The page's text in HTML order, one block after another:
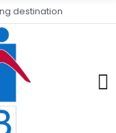
destination